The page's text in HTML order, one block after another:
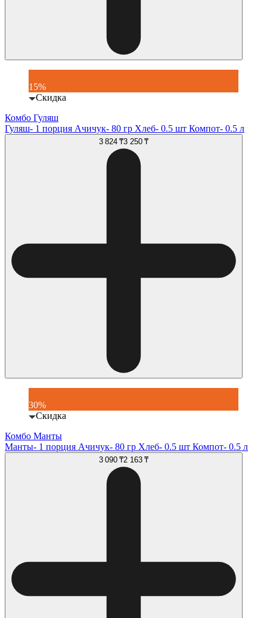
15%
Скидка
Комбо Гуляш
Гуляш- 1 порция Ачичук- 80 гр Хлеб- 0.5 шт Компот- 0.5 л
3 824 ₸3 250 ₸
30%
Скидка
Комбо Манты
Манты- 1 порция Ачичук- 80 гр Хлеб- 0.5 шт Компот- 0.5 л
3 090 ₸2 163 ₸